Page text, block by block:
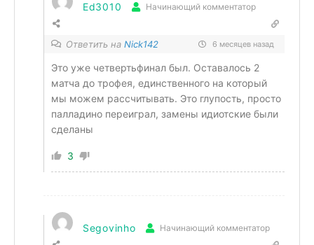
Ed3010 Начинающий комментатор
Ответить на Nick142 6 месяцев назад
Это уже четвертьфинал был. Оставалось 2
матча до трофея, единственного на который
мы можем рассчитывать. Это глупость, просто
палладино переиграл, замены идиотские были
сделаны
3
Segovinho Начинающий комментатор